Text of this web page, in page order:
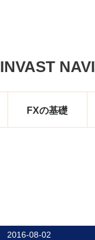
INVAST NAVI
FXの基礎
2016-08-02